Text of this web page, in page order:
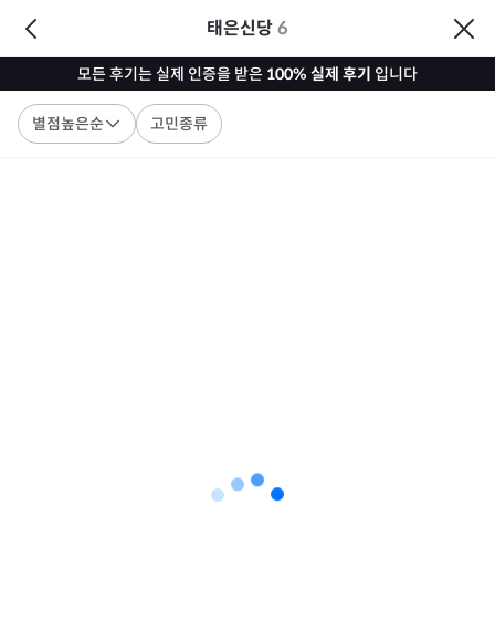
태은신당6
모든 후기는 실제 인증을 받은 100% 실제 후기 입니다
별점높은순 고민종류